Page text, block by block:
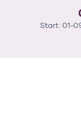
Start: 01-